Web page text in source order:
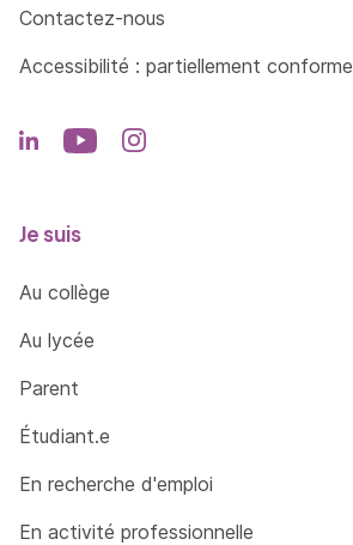
Contactez-nous
Accessibilité : partiellement conforme
Je suis
Au collège
Au lycée
Parent
Étudiant.e
En recherche d'emploi
En activité professionnelle